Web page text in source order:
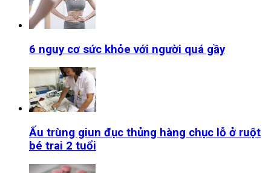
6 nguy cơ sức khỏe với người quá gầy
Ấu trùng giun đục thủng hàng chục lỗ ở ruột
bé trai 2 tuổi